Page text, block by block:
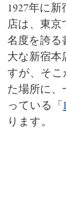
1927年に
店は、東京
名度を誇
大な新宿本
すが、そこ
た場所に、
っている「
ります。